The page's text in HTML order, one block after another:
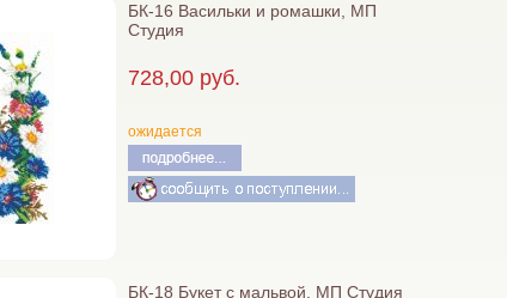
БК-16 Васильки и ромашки, МП
Студия
728,00 руб.
ожидается
БК-18 Букет с мальвой, МП Студия